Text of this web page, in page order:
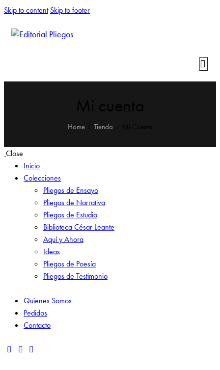
Skip to content Skip to footer
Home Tienda
Close
Inicio
Colecciones
Pliegos de Ensayo
Pliegos de Narrativa
Pliegos de Estudio
Biblioteca César Leante
Aquí y Ahora
Ideas
Pliegos de Poesía
Pliegos de Testimonio
Quienes Somos
Pedidos
Contacto